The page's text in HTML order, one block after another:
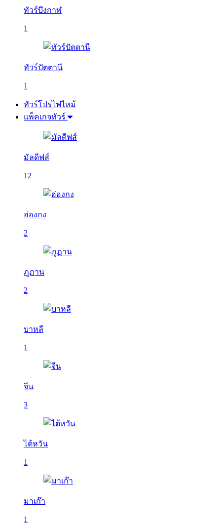
ทัวร์บึงกาฬ
1
ทัวร์ปัตตานี
1
ทัวร์โปรไฟไหม้
แพ็คเกจทัวร์
มัลดีฟส์
12
ฮ่องกง
2
ภูฏาน
2
บาหลี
1
จีน
3
ไต้หวัน
1
มาเก๊า
1